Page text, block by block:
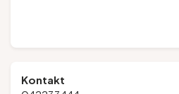
Kontakt